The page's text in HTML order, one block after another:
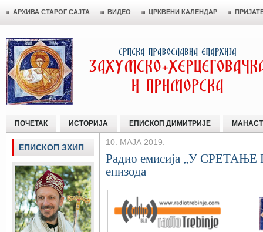
АРХИВА СТАРОГ САЈТА ВИДЕО ЦРКВЕНИ КАЛЕНДАР
ПОЧЕТАК ИСТОРИЈА ЕПИСКОП ДИМИТРИЈЕ
10. МАЈА 2019.
Радио емисија „У
епизода
ЕПИСКОП ЗХИП